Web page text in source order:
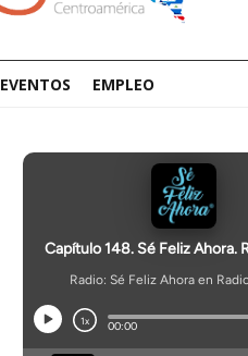
EVENTOS EMPLEO